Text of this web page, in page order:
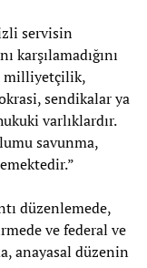
servisin
karşılamadığını
milliyetçilik,
sendikalar ya
varlıklardır.
savunma,
düzenlemede,
ve federal ve
anayasal düzenin